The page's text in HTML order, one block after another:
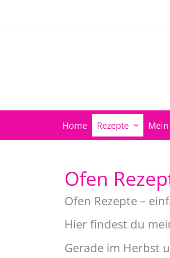
Home Rezepte
Ofen
Ofen Rezepte –
Hier findest du
Gerade im Herbst